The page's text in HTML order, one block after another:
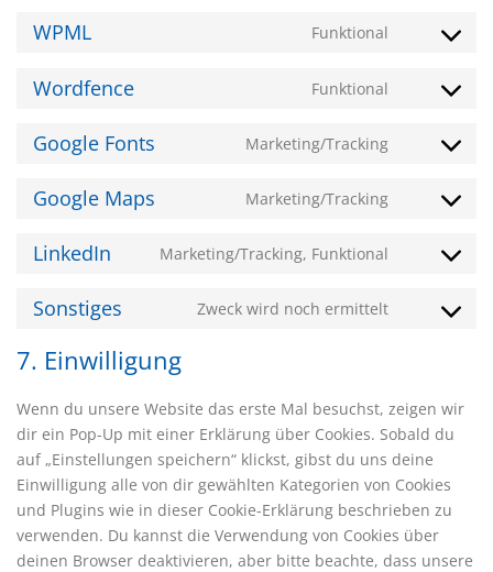
analytics
service
WPML Funktional
Consent
service
Wordfence Funktional
Consent
service
Google Fonts Marketing/Tracking
Consent
service
fonts
Google Maps Marketing/Tracking
Consent
service
maps
LinkedIn Marketing/Tracking, Funktional
Consent
service
Sonstiges Zweck wird noch ermittelt
Consent
7. Einwilligung
Wenn du unsere Website das erste Mal besuchst, zeigen wir
dir ein Pop-Up mit einer Erklärung über Cookies. Sobald du
auf „Einstellungen speichern“ klickst, gibst du uns deine
Einwilligung alle von dir gewählten Kategorien von Cookies
und Plugins wie in dieser Cookie-Erklärung beschrieben zu
verwenden. Du kannst die Verwendung von Cookies über
deinen Browser deaktivieren, aber bitte beachte, dass unsere